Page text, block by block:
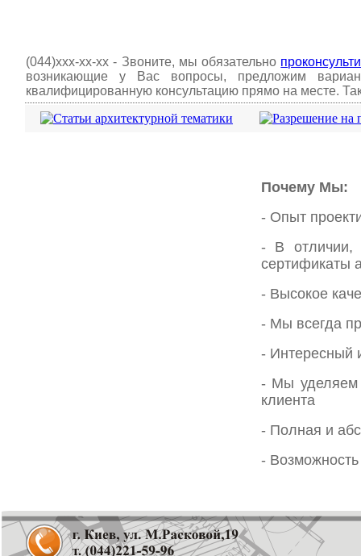
(044)xxx-xx-xx - Звоните, мы обязательно
возникающие у Вас вопросы,
предложим
квалифицированную консультацию прямо на месте.
Почему Мы:
- Опыт
- В отличии,
сертификаты
- Высокое
- Мы всегда
- Интересный
- Мы уделяем
клиента
- Полная и
-